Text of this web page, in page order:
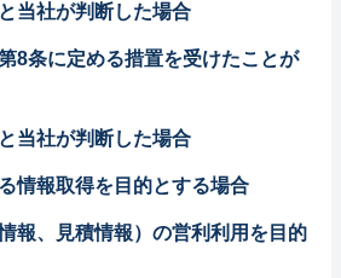
当社が判断した場合
8条に定める措置を受けたことが
当社が判断した場合
情報取得を目的とする場合
報、見積情報）の営利利用を目的